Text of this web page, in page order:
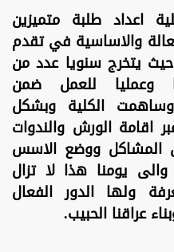
اعداد طلبة متميزين
والاساسية في تقدم
حيث يتخرج سنويا عدد من
وعمليا للعمل ضمن
الكلية وبشكل
اقامة الورش والندوات
المشاكل ووضع الاسس
والى يومنا هذا لا تزال
ولها الدور الفعال
عراقنا الحبيب.